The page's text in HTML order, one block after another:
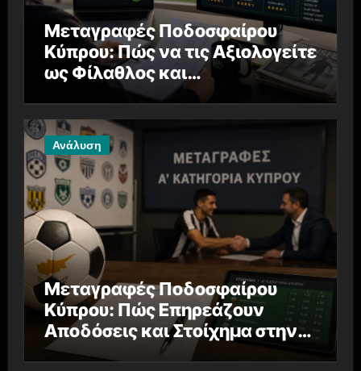
Μεταγραφές Ποδοσφαίρου
Κύπρου: Πώς να τις Αξιολογείτε
ως Φίλαθλος και
Στοιχηματιστής
Ανάλυση
Μεταγραφές Ποδοσφαίρου
Κύπρου: Πώς Επηρεάζουν
Αποδόσεις και Στοίχημα στην
Α’ Κατηγορία